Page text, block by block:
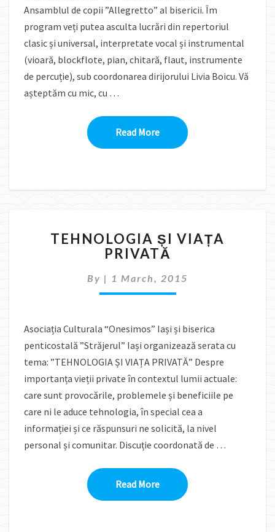
Ansamblul de copii ”Allegretto” al bisericii. Îm
program veți putea asculta lucrări din repertoriul
clasic și universal, interpretate vocal și instrumental
(vioară, blockflote, pian, chitară, flaut, instrumente
de percuție), sub coordonarea dirijorului Livia Boicu. Vă
așteptăm cu mic, cu …
Read MoreRead More
ȘI
VIAȚA
TEHNOLOGIA ȘI VIAȚA
PRIVATĂ
By | 1 March, 2015
Asociația Culturala “Onesimos” Iași și biserica
penticostală ”Străjerul” Iași organizează serata cu
tema: ”TEHNOLOGIA ȘI VIAȚA PRIVATĂ” Despre
importanța vieții private în contextul lumii actuale:
care sunt provocările, problemele și beneficiile pe
care ni le aduce tehnologia, în special cea a
informației și ce răspunsuri ne solicită, la nivel
personal și comunitar. Discuție coordonată de …
Read MoreRead More